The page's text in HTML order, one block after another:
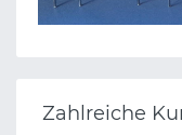
Zahlreiche